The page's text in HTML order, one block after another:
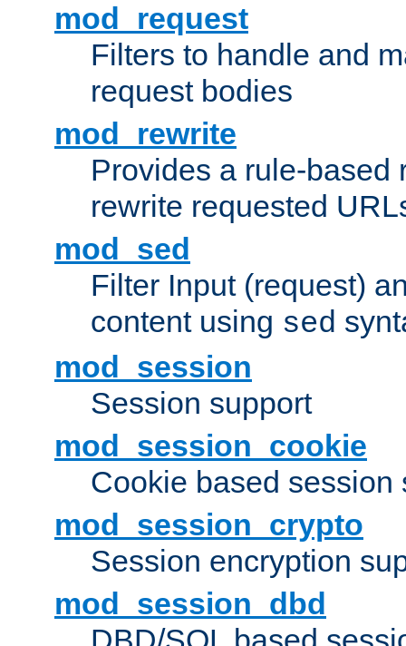
mod_request
Filters to handle and
request bodies
mod_rewrite
Provides a rule-based
rewrite requested
mod_sed
Filter Input (request)
content using sed
mod_session
Session support
mod_session_cookie
Cookie based session
mod_session_crypto
Session encryption
mod_session_dbd